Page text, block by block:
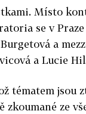
Místo
se v
a
a Lucie
tématem jsou
zkoumané ze